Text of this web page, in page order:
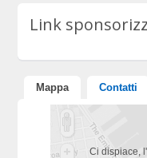
Link
Mappa Contatti
Ci dispiace,